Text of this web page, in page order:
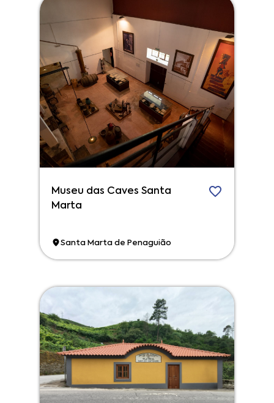
Museu das Caves Santa
Marta
Santa Marta de Penaguião